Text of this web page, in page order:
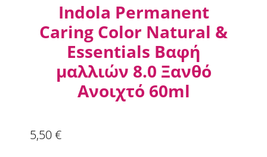
Indola Permanent
Caring Color Natural &
Essentials Βαφή
μαλλιών 8.0 Ξανθό
Ανοιχτό 60ml
5,50€